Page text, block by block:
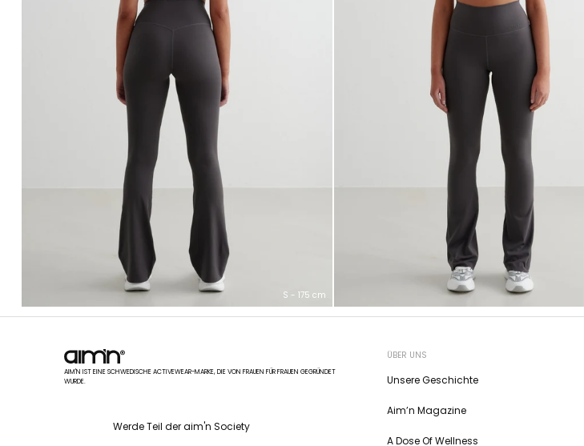
S - 175 cm
AIM'N IST EINE SCHWEDISCHE ACTIVEWEAR-MARKE, DIE VON FRAUEN FÜR FRAUEN GEGRÜNDET
WURDE.
Werde Teil der aim'n Society
ÜBER UNS
Unsere Geschichte
Aim’n Magazine
A Dose Of Wellness